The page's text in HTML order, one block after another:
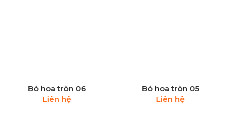
Bó hoa tròn 06
Liên hệ
Bó hoa tròn 05
Liên hệ